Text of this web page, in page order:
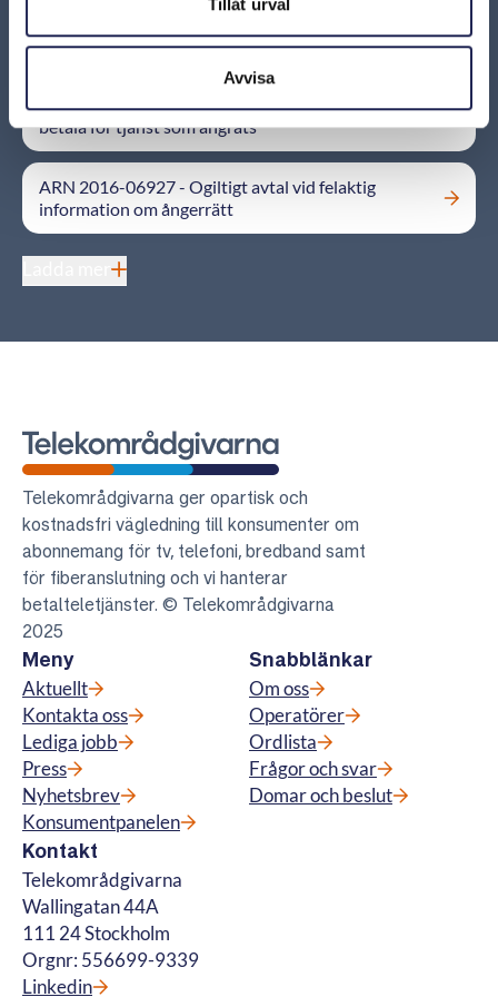
Tillåt urval
Avvisa
tjänsten har använts
ARN 2016-02189 – Konsumenten inte skyldig att
betala för tjänst som ångrats
ARN 2016-06927 - Ogiltigt avtal vid felaktig
information om ångerrätt
Telekområdgivarna
Telekområdgivarna ger opartisk och
kostnadsfri vägledning till konsumenter om
abonnemang för tv, telefoni, bredband samt
för fiberanslutning och vi hanterar
betalteletjänster. © Telekområdgivarna
2025
Meny
Aktuellt
Kontakta oss
Lediga jobb
Press
Nyhetsbrev
Konsumentpanelen
Snabblänkar
Om oss
Operatörer
Ordlista
Frågor och svar
Domar och beslut
Kontakt
Telekområdgivarna
Wallingatan 44A
111 24 Stockholm
Orgnr: 556699-9339
Linkedin